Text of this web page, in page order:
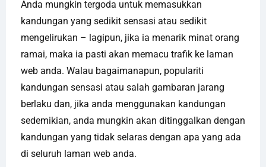
Anda mungkin tergoda untuk memasukkan
kandungan yang sedikit sensasi atau sedikit
mengelirukan – lagipun, jika ia menarik minat orang
ramai, maka ia pasti akan memacu trafik ke laman
web anda. Walau bagaimanapun, populariti
kandungan sensasi atau salah gambaran jarang
berlaku dan, jika anda menggunakan kandungan
sedemikian, anda mungkin akan ditinggalkan dengan
kandungan yang tidak selaras dengan apa yang ada
di seluruh laman web anda.